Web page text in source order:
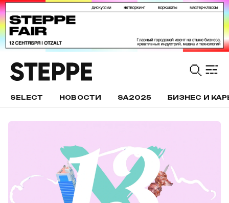
SELECT НОВОСТИ SA2025 БИЗНЕС И